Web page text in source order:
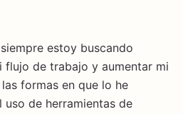
estoy buscando
flujo de trabajo y aumentar mi
formas en que lo he
de herramientas de